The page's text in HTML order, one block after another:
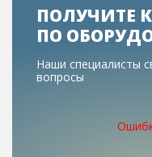
ПОЛУЧИТЕ
ПО
Наши специалисты
вопросы